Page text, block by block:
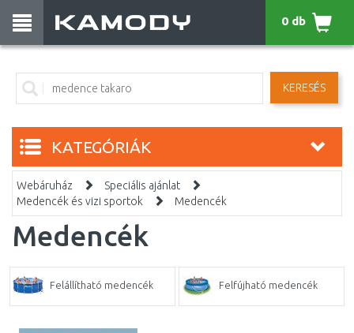
KERESÉS
0 db
KATEGÓRIÁK
Webáruház
Speciális ajánlat
Medencék és vizi sportok
Medencék
Medencék
Felállítható medencék Felfújható medencék